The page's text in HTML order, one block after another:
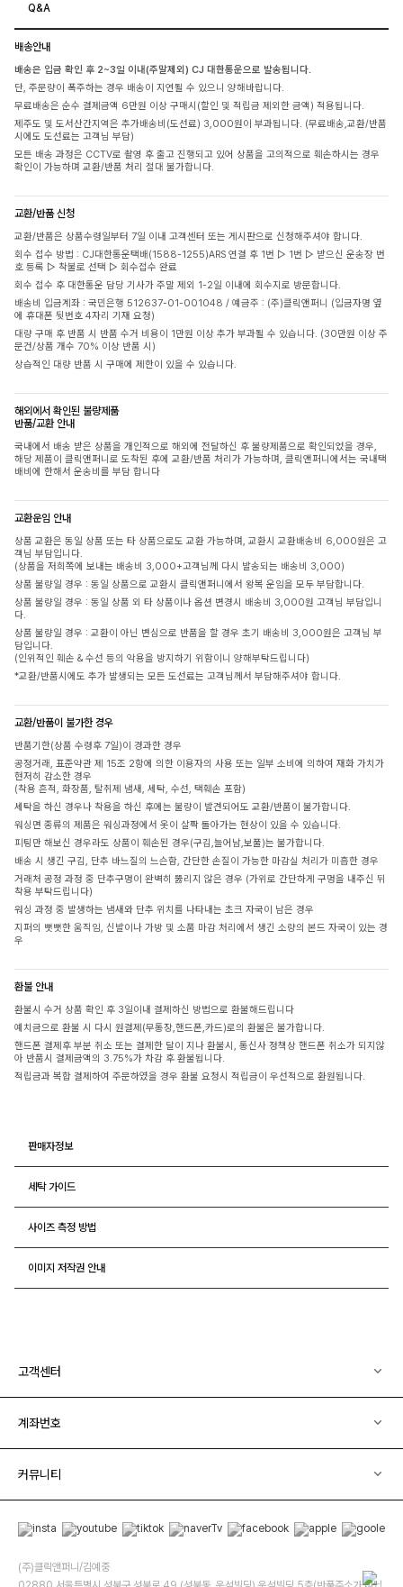
Q&A
배송안내
배송은 입금 확인 후 2~3일 이내(주말제외) CJ 대한통운으로 발송됩니다.
단, 주문량이 폭주하는 경우 배송이 지연될 수 있으니 양해바랍니다.
무료배송은 순수 결제금액 6만원 이상 구매시(할인 및 적립금 제외한 금액) 적용됩니다.
제주도 및 도서산간지역은 추가배송비(도선료) 3,000원이 부과됩니다. (무료배송,교환/반품
시에도 도선료는 고객님 부담)
모든 배송 과정은 CCTV로 촬영 후 출고 진행되고 있어 상품을 고의적으로 훼손하시는 경우
확인이 가능하며 교환/반품 처리 절대 불가합니다.
교환/반품 신청
교환/반품은 상품수령일부터 7일 이내 고객센터 또는 게시판으로 신청해주셔야 합니다.
회수 접수 방법 : CJ대한통운택배(1588-1255)ARS 연결 후 1번 ▷ 1번 ▷ 받으신 운송장 번
호 등록 ▷ 착불로 선택 ▷ 회수접수 완료
회수 접수 후 대한통운 담당 기사가 주말 제외 1-2일 이내에 회수지로 방문합니다.
배송비 입금계좌 : 국민은행 512637-01-001048 / 예금주 : (주)클릭앤퍼니 (입금자명 옆
에 휴대폰 뒷번호 4자리 기재 요청)
대량 구매 후 반품 시 반품 수거 비용이 1만원 이상 추가 부과될 수 있습니다. (30만원 이상 주
문건/상품 개수 70% 이상 반품 시)
상습적인 대량 반품 시 구매에 제한이 있을 수 있습니다.
해외에서 확인된 불량제품
반품/교환 안내
국내에서 배송 받은 상품을 개인적으로 해외에 전달하신 후 불량제품으로 확인되었을 경우,
해당 제품이 클릭앤퍼니로 도착된 후에 교환/반품 처리가 가능하며, 클릭앤퍼니에서는 국내택
배비에 한해서 운송비를 부담 합니다
교환운임 안내
상품 교환은 동일 상품 또는 타 상품으로도 교환 가능하며, 교환시 교환배송비 6,000원은 고
객님 부담입니다.
(상품을 저희쪽에 보내는 배송비 3,000+고객님께 다시 발송되는 배송비 3,000)
상품 불량일 경우 : 동일 상품으로 교환시 클릭앤퍼니에서 왕복 운임을 모두 부담합니다.
상품 불량일 경우 : 동일 상품 외 타 상품이나 옵션 변경시 배송비 3,000원 고객님 부담입니
다.
상품 불량일 경우 : 교환이 아닌 변심으로 반품을 할 경우 초기 배송비 3,000원은 고객님 부
담입니다.
(인위적인 훼손 & 수선 등의 악용을 방지하기 위함이니 양해부탁드립니다)
*교환/반품시에도 추가 발생되는 모든 도선료는 고객님께서 부담해주셔야 합니다.
교환/반품이 불가한 경우
반품기한(상품 수령후 7일)이 경과한 경우
공정거래, 표준약관 제 15조 2항에 의한 이용자의 사용 또는 일부 소비에 의하여 재화 가치가
현저히 감소한 경우
(착용 흔적, 화장품, 탈취제 냄새, 세탁, 수선, 택훼손 포함)
세탁을 하신 경우나 착용을 하신 후에는 불량이 발견되어도 교환/반품이 불가합니다.
워싱면 종류의 제품은 워싱과정에서 옷이 살짝 돌아가는 현상이 있을 수 있습니다.
피팅만 해보신 경우라도 상품이 훼손된 경우(구김,늘어남,보풀)는 불가합니다.
배송 시 생긴 구김, 단추 바느질의 느슨함, 간단한 손질이 가능한 마감실 처리가 미흡한 경우
거래처 공정 과정 중 단추구멍이 완벽히 뚫리지 않은 경우 (가위로 간단하게 구멍을 내주신 뒤
착용 부탁드립니다)
워싱 과정 중 발생하는 냄새와 단추 위치를 나타내는 초크 자국이 남은 경우
지퍼의 뻣뻣한 움직임, 신발이나 가방 및 소품 마감 처리에서 생긴 소량의 본드 자국이 있는 경
우
환불 안내
환불시 수거 상품 확인 후 3일이내 결제하신 방법으로 환불해드립니다
예치금으로 환불 시 다시 원결제(무통장,핸드폰,카드)로의 환불은 불가합니다.
핸드폰 결제후 부분 취소 또는 결제한 달이 지나 환불시, 통신사 정책상 핸드폰 취소가 되지않
아 반품시 결제금액의 3.75%가 차감 후 환불됩니다.
적립금과 복합 결제하여 주문하였을 경우 환불 요청시 적립금이 우선적으로 환원됩니다.
판매자정보
세탁 가이드
사이즈 측정 방법
이미지 저작권 안내
고객센터
계좌번호
커뮤니티
(주)클릭앤퍼니/김예중